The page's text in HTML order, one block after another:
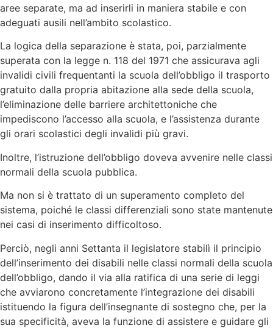
aree separate, ma ad inserirli in maniera stabile e con
adeguati ausili nell’ambito scolastico.
La logica della separazione è stata, poi, parzialmente
superata con la legge n. 118 del 1971 che assicurava agli
invalidi civili frequentanti la scuola dell’obbligo il trasporto
gratuito dalla propria abitazione alla sede della scuola,
l’eliminazione delle barriere architettoniche che
impediscono l’accesso alla scuola, e l’assistenza durante
gli orari scolastici degli invalidi più gravi.
Inoltre, l’istruzione dell’obbligo doveva avvenire nelle classi
normali della scuola pubblica.
Ma non si è trattato di un superamento completo del
sistema, poiché le classi differenziali sono state mantenute
nei casi di inserimento difficoltoso.
Perciò, negli anni Settanta il legislatore stabilì il principio
dell’inserimento dei disabili nelle classi normali della scuola
dell’obbligo, dando il via alla ratifica di una serie di leggi
che avviarono concretamente l’integrazione dei disabili
istituendo la figura dell’insegnante di sostegno che, per la
sua specificità, aveva la funzione di assistere e guidare gli